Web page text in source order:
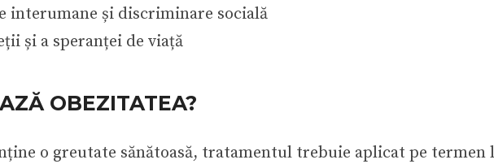
și discriminare socială
și a speranței de viață
OBEZITATEA?
o greutate sănătoasă, tratamentul trebuie aplicat pe termen